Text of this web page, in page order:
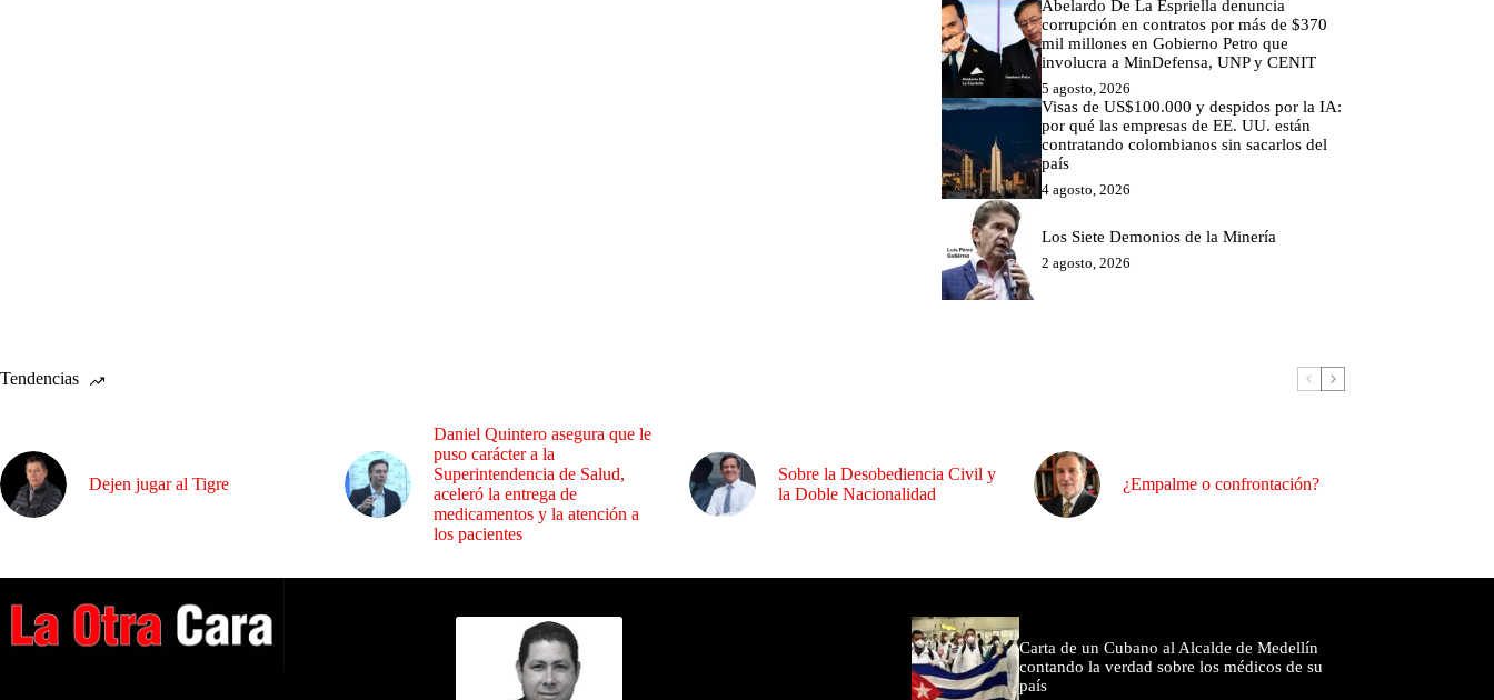
Abelardo De La Espriella denuncia
corrupción en contratos por más de $370
mil millones en Gobierno Petro que
involucra a MinDefensa, UNP y CENIT
5 agosto, 2026
Visas de US$100.000 y despidos por la IA:
por qué las empresas de EE. UU. están
contratando colombianos sin sacarlos del
país
4 agosto, 2026
Los Siete Demonios de la Minería
2 agosto, 2026
Tendencias
Dejen jugar al Tigre
Daniel Quintero asegura que le
puso carácter a la
Superintendencia de Salud,
aceleró la entrega de
medicamentos y la atención a
los pacientes
Sobre la Desobediencia Civil y
la Doble Nacionalidad
¿Empalme o confrontación?
Carta de un Cubano al Alcalde de Medellín
contando la verdad sobre los médicos de su
país